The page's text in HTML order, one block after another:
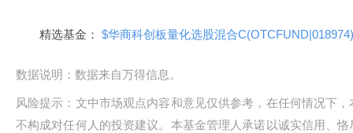
精选基金： $华商科创板量化选股混合
数据说明：数据来自万得信息。
风险提示：文中市场观点内容和意见仅供参考，在任何情况下
不构成对任何人的投资建议。本基金管理人承诺以诚实信用、